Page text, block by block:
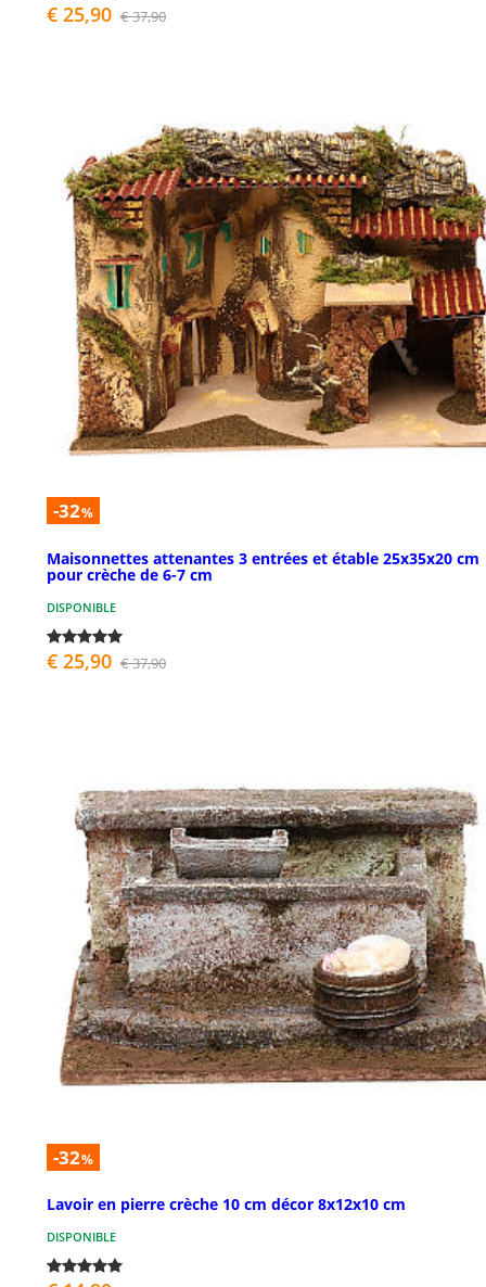
€ 25,90 € 37,90
-32%
Maisonnettes attenantes 3 entrées et étable 25x35x20 cm
pour crèche de 6-7 cm
DISPONIBLE
€ 25,90 € 37,90
-32%
Lavoir en pierre crèche 10 cm décor 8x12x10 cm
DISPONIBLE